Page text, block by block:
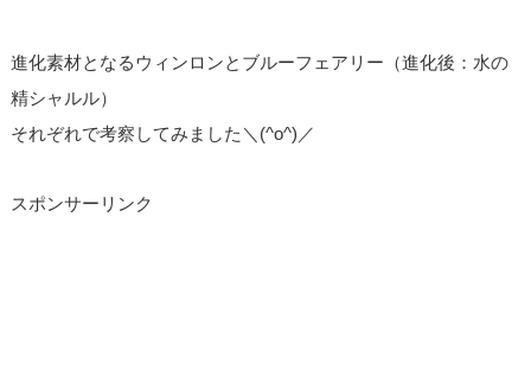
進化素材となるウィンロンとブルーフェアリー（進化後：水の
精シャルル）
それぞれで考察してみました＼(^o^)／
スポンサーリンク